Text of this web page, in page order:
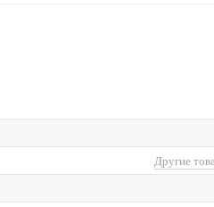
Другие